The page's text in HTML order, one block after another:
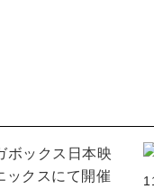
ボックス日本映
ックスにて開催